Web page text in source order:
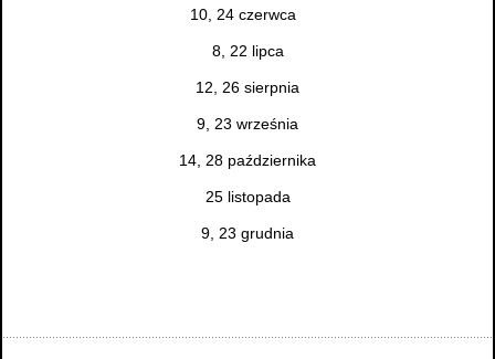
10, 24 czerwca
8, 22 lipca
12, 26 sierpnia
9, 23 września
14, 28 października
25 listopada
9, 23 grudnia